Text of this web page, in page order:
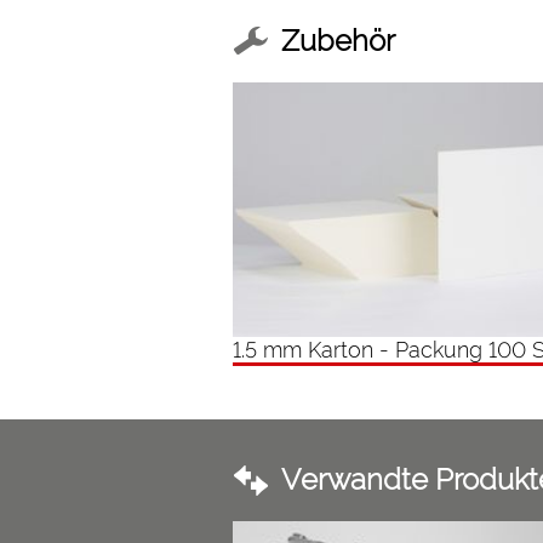
Zubehör
1.5 mm Karton - Packung 100
Verwandte